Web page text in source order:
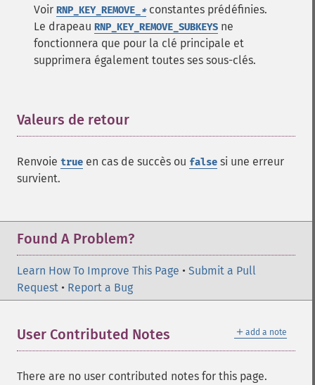
Voir RNP_KEY_REMOVE_ *constantes prédéfinies.
Le drapeau RNP_KEY_REMOVE_SUBKEYS ne
fonctionnera que pour la clé principale et
supprimera également toutes ses sous-clés.
Valeurs de retour
Renvoie true en cas de succès ou false si une erreur
survient.
Found A Problem?
Learn How To Improve This Page • Submit a Pull
Request • Report a Bug
＋ add a note
User Contributed Notes
There are no user contributed notes for this page.